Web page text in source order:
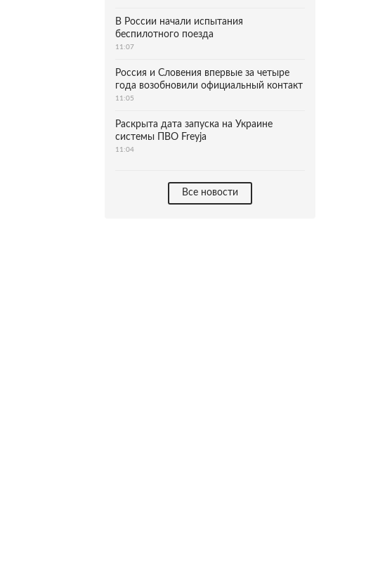
В России начали испытания
беспилотного поезда
11:07
Россия и Словения впервые за четыре
года возобновили официальный контакт
11:05
Раскрыта дата запуска на Украине
системы ПВО Freyja
11:04
Все новости